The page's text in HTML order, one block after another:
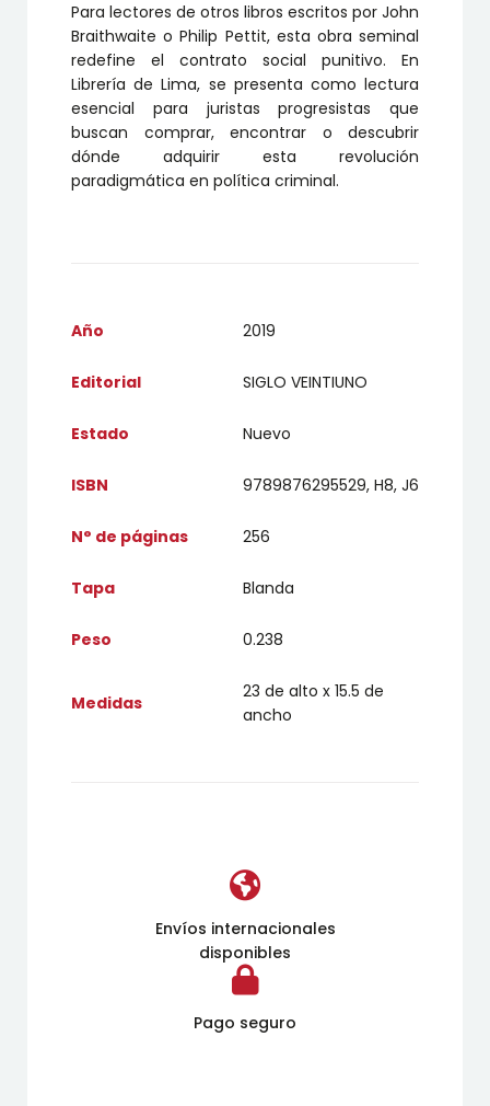
Para lectores de otros libros escritos por John
Braithwaite o Philip Pettit, esta obra seminal
redefine el contrato social punitivo. En
Librería de Lima, se presenta como lectura
esencial para juristas progresistas que
buscan comprar, encontrar o descubrir
dónde adquirir esta revolución
paradigmática en política criminal.
Año 2019
Editorial SIGLO VEINTIUNO
Estado Nuevo
ISBN 9789876295529, H8, J6
N° de páginas 256
Tapa Blanda
Peso 0.238
Medidas
23 de alto x 15.5 de
ancho
Envíos internacionales
disponibles
Pago seguro